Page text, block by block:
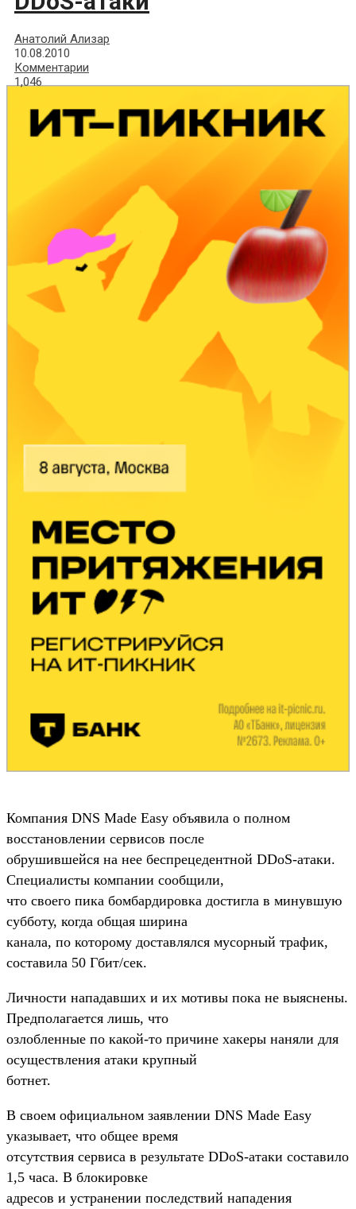
Анатолий Ализар
10.08.2010
Комментарии
1,046
Компания DNS Made Easy объявила о полном
восстановлении сервисов после
обрушившейся на нее беспрецедентной DDoS-атаки.
Специалисты компании сообщили,
что своего пика бомбардировка достигла в минувшую
субботу, когда общая ширина
канала, по которому доставлялся мусорный трафик,
составила 50 Гбит/сек.
Личности нападавших и их мотивы пока не выяснены.
Предполагается лишь, что
озлобленные по какой-то причине хакеры наняли для
осуществления атаки крупный
ботнет.
В своем официальном заявлении DNS Made Easy
указывает, что общее время
отсутствия сервиса в результате DDoS-атаки составило
1,5 часа. В блокировке
адресов и устранении последствий нападения